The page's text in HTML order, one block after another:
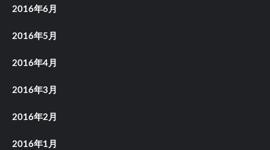
2016年6月
2016年5月
2016年4月
2016年3月
2016年2月
2016年1月